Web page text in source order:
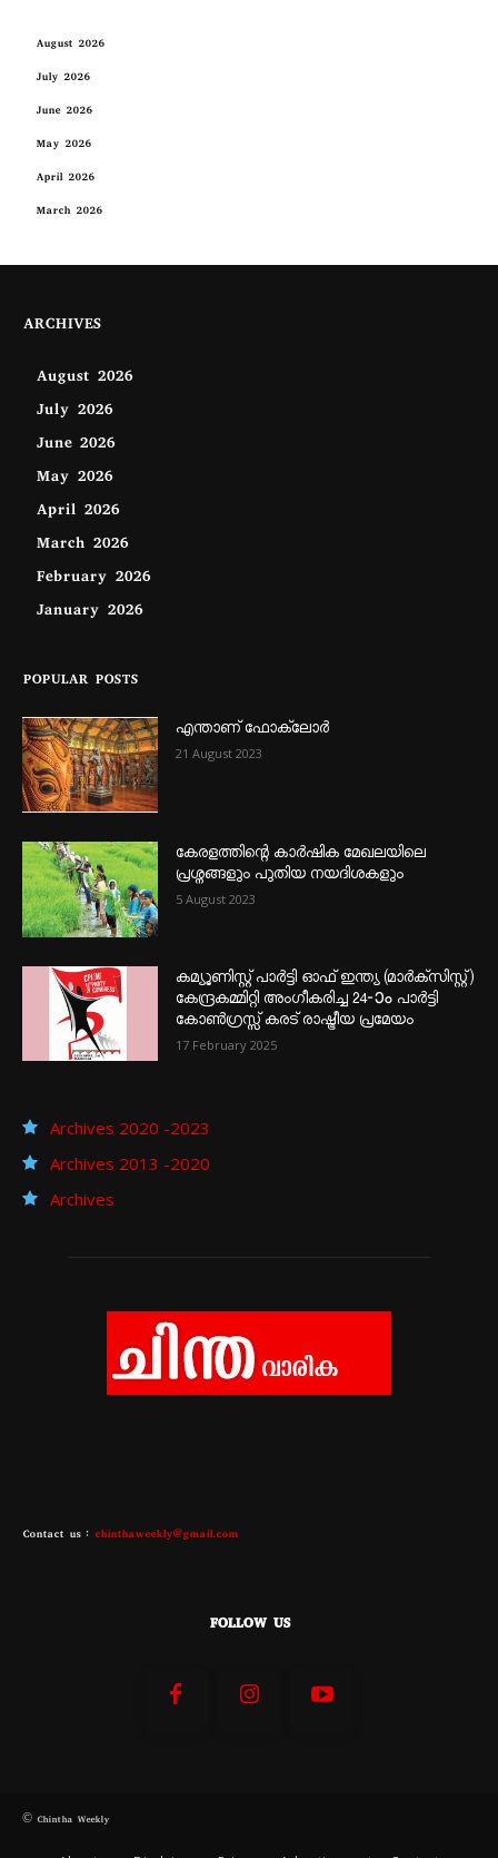
August 2026
July 2026
June 2026
May 2026
April 2026
March 2026
ARCHIVES
August 2026
July 2026
June 2026
May 2026
April 2026
March 2026
February 2026
January 2026
POPULAR POSTS
എന്താണ്‌ ഫോക്‌ലോർ
21 August 2023
കേരളത്തിന്റെ കാർഷിക മേഖലയിലെ
പ്രശ്നങ്ങളും പുതിയ നയദിശകളും
5 August 2023
കമ്യൂണിസ്റ്റ് പാർട്ടി ഓഫ് ഇന്ത്യ (മാർക്സിസ്റ്റ്)
കേന്ദ്രകമ്മിറ്റി അംഗീകരിച്ച 24‐ാം പാർട്ടി
കോൺഗ്രസ്സ് കരട് രാഷ്ട്രീയ പ്രമേയം
17 February 2025
Archives 2020 -2023
Archives 2013 -2020
Archives
Contact us : chinthaweekly@gmail.com
FOLLOW US
© Chintha Weekly